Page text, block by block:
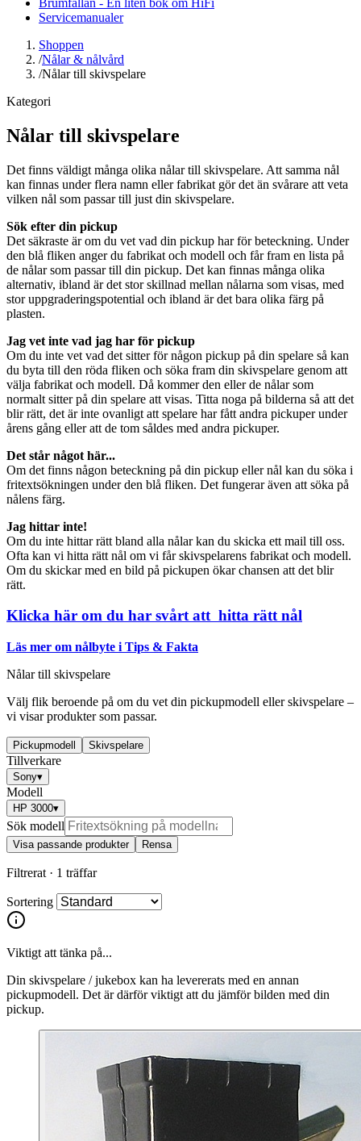
Servicemanualer
Shoppen
/Nålar & nålvård
/Nålar till skivspelare
Kategori
Nålar till skivspelare
Det finns väldigt många olika nålar till skivspelare. Att samma nål
kan finnas under flera namn eller fabrikat gör det än svårare att veta
vilken nål som passar till just din skivspelare.
Sök efter din pickup
Det säkraste är om du vet vad din pickup har för beteckning. Under
den blå fliken anger du fabrikat och modell och får fram en lista på
de nålar som passar till din pickup. Det kan finnas många olika
alternativ, ibland är det stor skillnad mellan nålarna som visas, med
stor uppgraderingspotential och ibland är det bara olika färg på
plasten.
Jag vet inte vad jag har för pickup
Om du inte vet vad det sitter för någon pickup på din spelare så kan
du byta till den röda fliken och söka fram din skivspelare genom att
välja fabrikat och modell. Då kommer den eller de nålar som
normalt sitter på din spelare att visas. Titta noga på bilderna så att det
blir rätt, det är inte ovanligt att spelare har fått andra pickuper under
årens gång eller att de tom såldes med andra pickuper.
Det står något här...
Om det finns någon beteckning på din pickup eller nål kan du söka i
fritextsökningen under den blå fliken. Det fungerar även att söka på
nålens färg.
Jag hittar inte!
Om du inte hittar rätt bland alla nålar kan du skicka ett mail till oss.
Ofta kan vi hitta rätt nål om vi får skivspelarens fabrikat och modell.
Om du skickar med en bild på pickupen ökar chansen att det blir
rätt.
Klicka här om du har svårt att hitta rätt nål
Läs mer om nålbyte i Tips & Fakta
Nålar till skivspelare
Välj flik beroende på om du vet din pickupmodell eller skivspelare –
vi visar produkter som passar.
Pickupmodell Skivspelare
Tillverkare
Sony▾
Modell
HP 3000▾
Sök modell
Visa passande produkter Rensa
Filtrerat · 1 träffar
Sortering
Viktigt att tänka på...
Din skivspelare / jukebox kan ha levererats med en annan
pickupmodell. Det är därför viktigt att du jämför bilden med din
pickup.